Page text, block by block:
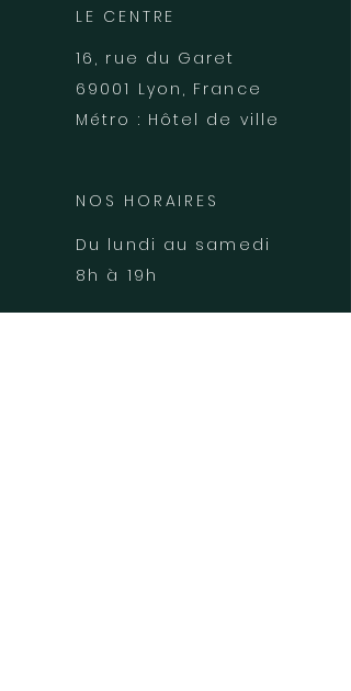
LE CENTRE
16, rue du Garet
69001 Lyon, France
Métro : Hôtel de ville
NOS HORAIRES
Du lundi au samedi
8h à 19h